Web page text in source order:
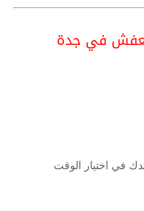
في جدة
في اختيار الوقت